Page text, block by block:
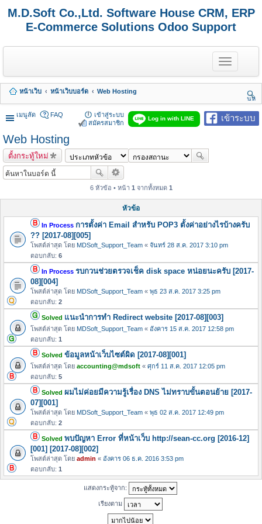
M.D.Soft Co.,Ltd. Software House CRM, ERP
E-Commerce Solutions Odoo Support
T
o
g
e
n
a
หน้าเว็บ หน้าเว็บบอร์ด
Web Hosting
นห
า
เมนูลัด
เข้าระบบ
Log in with LINE
FAQ
เข้าสู่ระบบ
สมัครสมาชิก
Web Hosting
ตั้งกระทู้ใหม่
6 หัวข้อ • หน้า 1 จากทั้งหมด 1
หัวข้อ
In Process การตั้งค่า Email สำหรับ POP3 ตั้งค่าอย่างไรบ้างครับ
?? [2017-08][005]
โพสต์ล่าสุด โดย MDSoft_Support_Team « จันทร์ 28 ส.ค. 2017 3:10 pm
ตอบกลับ: 6
In Process รบกวนช่วยตรวจเช็ค disk space หน่อยนะครับ [2017-
08][004]
โพสต์ล่าสุด โดย MDSoft_Support_Team « พุธ 23 ส.ค. 2017 3:25 pm
ตอบกลับ: 2
Solved แนะนำการทำ Redirect website [2017-08][003]
โพสต์ล่าสุด โดย MDSoft_Support_Team « อังคาร 15 ส.ค. 2017 12:58 pm
ตอบกลับ: 1
Solved ข้อมูลหน้าเว็บไซต์ผิด [2017-08][001]
โพสต์ล่าสุด โดย accounting@mdsoft « ศุกร์ 11 ส.ค. 2017 12:05 pm
ตอบกลับ: 5
Solved ผมไม่ค่อยมีความรู้เรื่อง DNS ไม่ทราบขั้นตอนย้าย [2017-
07][001]
โพสต์ล่าสุด โดย MDSoft_Support_Team « พุธ 02 ส.ค. 2017 12:49 pm
ตอบกลับ: 2
Solved พบปัญหา Error ที่หน้าเว็บ http://sean-cc.org [2016-12]
[001] [2017-08][002]
โพสต์ล่าสุด โดย admin « อังคาร 06 ธ.ค. 2016 3:53 pm
ตอบกลับ: 1
แสดงกระทู้จาก:
เรียงตาม